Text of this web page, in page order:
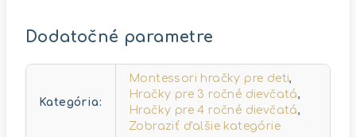
Dodatočné parametre
Kategória:
Montessori hračky pre deti,
Hračky pre 3 ročné dievčatá,
Hračky pre 4 ročné dievčatá,
Zobraziť ďalšie kategórie